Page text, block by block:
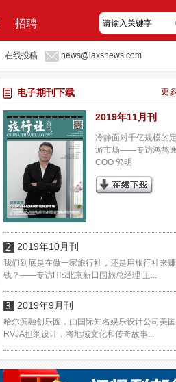
招聘
在线投稿 news@laxsnews.com
更
电子期刊下载
2019年11月刊
冷静面对千亿规模的
游市场——专访鸿鹄
COO 郭明
2019年10月刊
我们到底是在做一家旅行社，还是用旅行社来赚
钱？——专访HIS北京新日国旅总经理 王...
2019年9月刊
哈尔滨融创乐园，由国际知名娱乐设计公司美国
RVJA担纲设计，将地域文化和传奇故事...